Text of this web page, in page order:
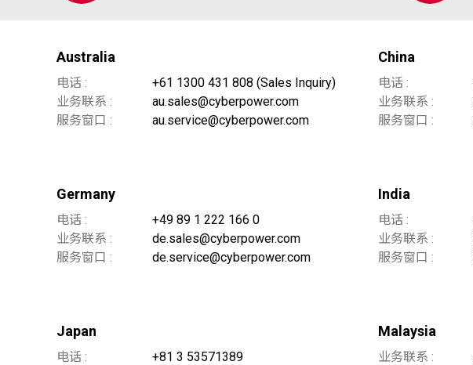
Australia
电话 :
+61 1300 431 808 (Sales Inquiry)
业务联系 :
au.sales@cyberpower.com
服务窗口 :
au.service@cyberpower.com
China
电话 :
业务联系 :
服务窗口 :
Germany
电话 :
+49 89 1 222 166 0
业务联系 :
de.sales@cyberpower.com
服务窗口 :
de.service@cyberpower.com
India
电话 :
业务联系 :
服务窗口 :
Japan
电话 :
+81 3 53571389
Malaysia
业务联系 :